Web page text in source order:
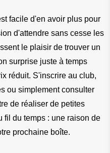
facile d'en avoir plus pour
d'attendre sans cesse les
le plaisir de trouver un
surprise juste à temps
réduit. S'inscrire au club,
ou simplement consulter
de réaliser de petites
fil du temps : une raison de
prochaine boîte.